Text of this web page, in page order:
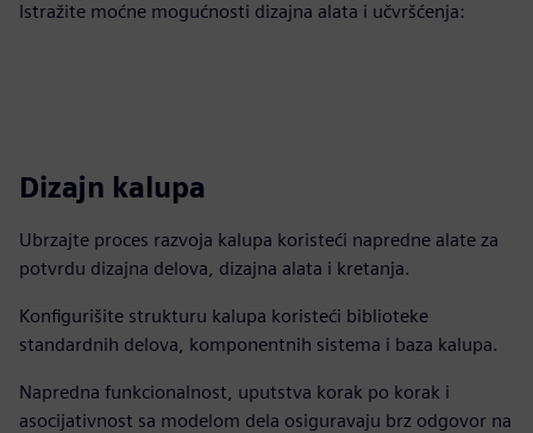
Istražite moćne mogućnosti dizajna alata i učvršćenja:
Dizajn kalupa
Ubrzajte proces razvoja kalupa koristeći napredne alate za
potvrdu dizajna delova, dizajna alata i kretanja.
Konfigurišite strukturu kalupa koristeći biblioteke
standardnih delova, komponentnih sistema i baza kalupa.
Napredna funkcionalnost, uputstva korak po korak i
asocijativnost sa modelom dela osiguravaju brz odgovor na